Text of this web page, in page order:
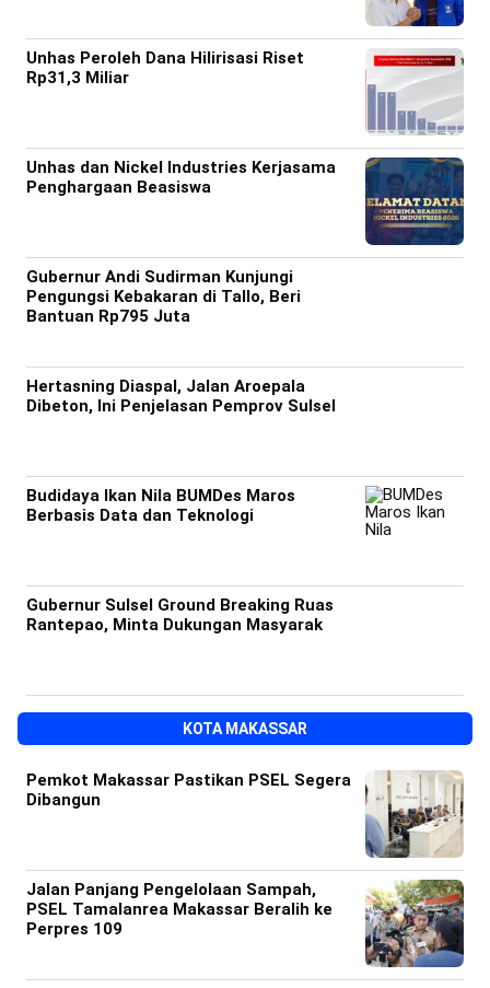
Unhas Peroleh Dana Hilirisasi Riset
Rp31,3 Miliar
Unhas dan Nickel Industries Kerjasama
Penghargaan Beasiswa
Gubernur Andi Sudirman Kunjungi
Pengungsi Kebakaran di Tallo, Beri
Bantuan Rp795 Juta
Hertasning Diaspal, Jalan Aroepala
Dibeton, Ini Penjelasan Pemprov Sulsel
Budidaya Ikan Nila BUMDes Maros
Berbasis Data dan Teknologi
Gubernur Sulsel Ground Breaking Ruas
Rantepao, Minta Dukungan Masyarak
KOTA MAKASSAR
Pemkot Makassar Pastikan PSEL Segera
Dibangun
Jalan Panjang Pengelolaan Sampah,
PSEL Tamalanrea Makassar Beralih ke
Perpres 109